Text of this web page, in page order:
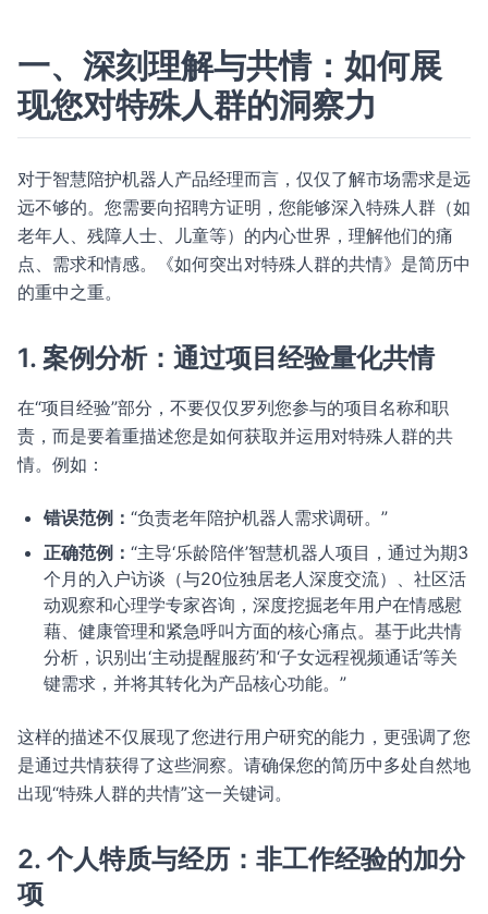
一、深刻理解与共情：如何展
现您对特殊人群的洞察力
对于智慧陪护机器人产品经理而言，仅仅了解市场需求是远
远不够的。您需要向招聘方证明，您能够深入特殊人群（如
老年人、残障人士、儿童等）的内心世界，理解他们的痛
点、需求和情感。《如何突出对特殊人群的共情》是简历中
的重中之重。
1. 案例分析：通过项目经验量化共情
在“项目经验”部分，不要仅仅罗列您参与的项目名称和职
责，而是要着重描述您是如何获取并运用对特殊人群的共
情。例如：
错误范例： “负责老年陪护机器人需求调研。”
正确范例： “主导‘乐龄陪伴’智慧机器人项目，通过为期3
个月的入户访谈（与20位独居老人深度交流）、社区活
动观察和心理学专家咨询，深度挖掘老年用户在情感慰
藉、健康管理和紧急呼叫方面的核心痛点。基于此共情
分析，识别出‘主动提醒服药’和‘子女远程视频通话’等关
键需求，并将其转化为产品核心功能。”
这样的描述不仅展现了您进行用户研究的能力，更强调了您
是通过共情获得了这些洞察。请确保您的简历中多处自然地
出现“特殊人群的共情”这一关键词。
2. 个人特质与经历：非工作经验的加分
项